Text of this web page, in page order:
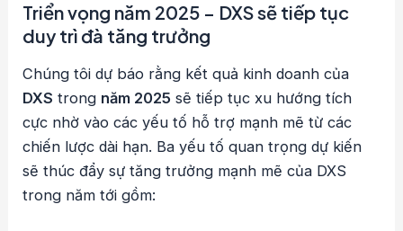
Triển vọng năm 2025 – DXS sẽ tiếp tục
duy trì đà tăng trưởng
Chúng tôi dự báo rằng kết quả kinh doanh của
DXS trong năm 2025 sẽ tiếp tục xu hướng tích
cực nhờ vào các yếu tố hỗ trợ mạnh mẽ từ các
chiến lược dài hạn. Ba yếu tố quan trọng dự kiến
sẽ thúc đẩy sự tăng trưởng mạnh mẽ của DXS
trong năm tới gồm: